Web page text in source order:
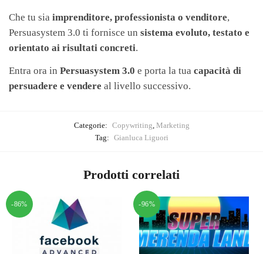
Che tu sia imprenditore, professionista o venditore,
Persuasystem 3.0 ti fornisce un sistema evoluto, testato e
orientato ai risultati concreti.
Entra ora in Persuasystem 3.0 e porta la tua capacità di
persuadere e vendere al livello successivo.
Categorie: Copywriting Marketing
Tag: Gianluca Liguori
Prodotti correlati
-86% -96%